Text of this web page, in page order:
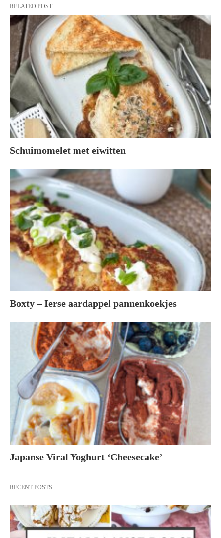
RELATED POST
Schuimomelet met eiwitten
Boxty – Ierse aardappel pannenkoekjes
Japanse Viral Yoghurt ‘Cheesecake’
RECENT POSTS